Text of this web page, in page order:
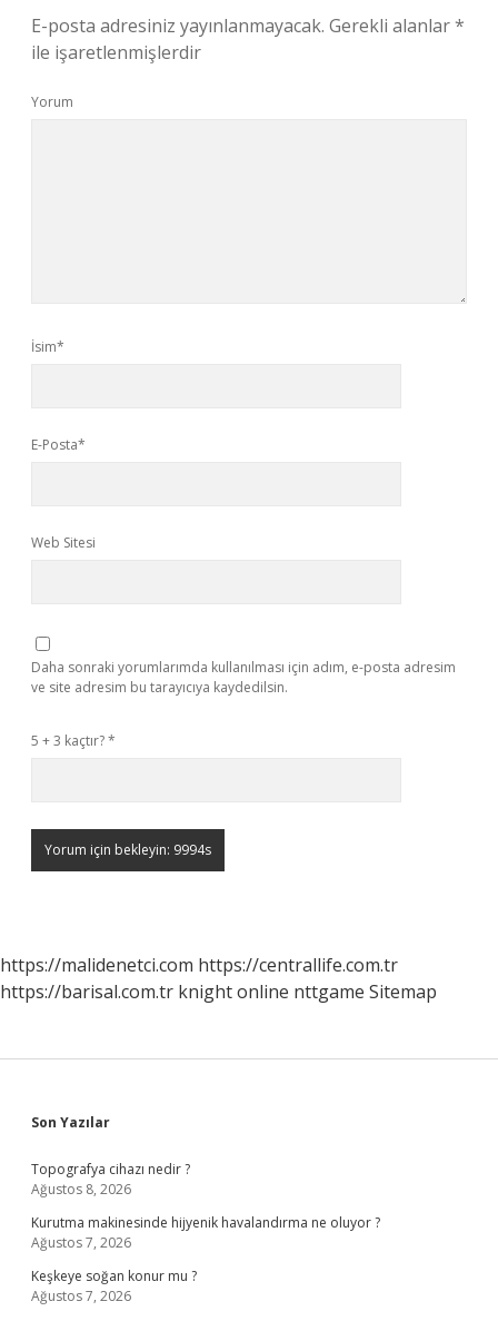
E-posta adresiniz yayınlanmayacak. Gerekli alanlar*
ile işaretlenmişlerdir
Yorum
İsim*
E-Posta*
Web Sitesi
Daha sonraki yorumlarımda kullanılması için adım, e-posta adresim
ve site adresim bu tarayıcıya kaydedilsin.
5 + 3 kaçtır?*
https://malidenetci.com https://centrallife.com.tr
https://barisal.com.tr knight online nttgame Sitemap
Sidebar
Son Yazılar
Topografya cihazı nedir ?
Ağustos 8, 2026
Kurutma makinesinde hijyenik havalandırma ne oluyor ?
Ağustos 7, 2026
Keşkeye soğan konur mu ?
Ağustos 7, 2026